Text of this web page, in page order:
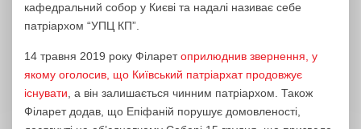
кафедральний собор у Києві та надалі називає себе
патріархом “УПЦ КП”.
14 травня 2019 року Філаретоприлюднив звернення, у
якому оголосив, що Київський патріархат продовжує
існувати, а він залишається чинним патріархом. Також
Філарет додав, що Епіфаній порушує домовленості,